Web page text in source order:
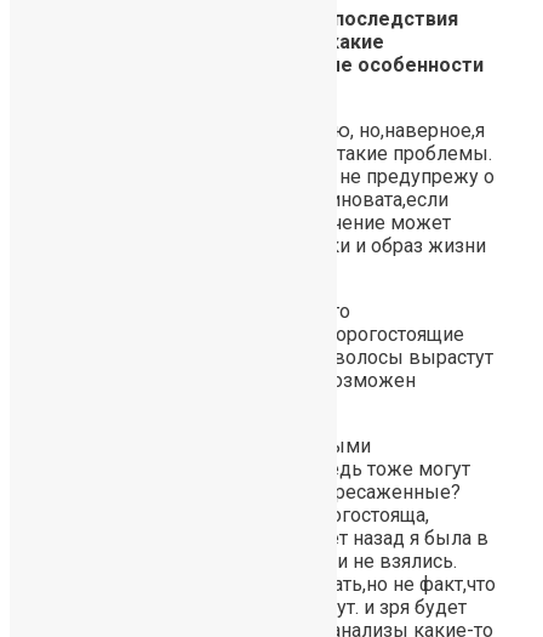
Вопрос: Здравствуйте. что за последствия
могут быть и осложнения? и какие
заболевания и индивидуальные особенности
Я за собой ничего такого не знаю, но,наверное,я
в чем -то нездорова,раз у меня такие проблемы.
по вашему договору,если я вас не предупрежу о
заболеваниях, то значит сама виновата,если
волосы не вырастут.и какое лечение может
быть назначено после пересадки и образ жизни
Вы скажите сразу, а то может это
невыполнимые или слишком дорогостоящие
рекомендации. пересаженные волосы вырастут
в любом случае или все-таки возможен
А что будет с моими собственными
оставшимися волосами? они ведь тоже могут
выпасть? и останутся только пересаженные?
ваша процедура довольно дорогостояща,
поэтому столько сомнений. 8 лет назад я была в
такой клинике по пересадке. они не взялись.
сказали,что могут,конечно,сделать,но не факт,что
потом другие волосы не выпадут. и зря будет
вся пересадка. сказали делать анализы какие-то